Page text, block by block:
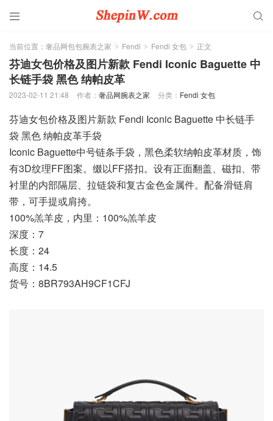
 
当前位置： 奢品网包包腕表之家 > Fendi > Fendi 女包 > 正文
芬迪女包价格及图片新款 Fendi Iconic Baguette 中
长链手袋 黑色 纳帕皮革
2023-02-11 21:48 作者： 奢品网腕表之家 分类： Fendi 女包
芬迪女包价格及图片新款 Fendi Iconic Baguette 中长链手
袋 黑色 纳帕皮革手袋
Iconic Baguette中号链条手袋，黑色柔软纳帕皮革材质，饰
有3D纹理FF图案。缀以FF搭扣。设有正面翻盖、磁扣、带
衬里的内部隔层、拉链袋和复古金色金属件。配备滑链肩
带，可手提或肩挎。
100%羔羊皮，内里：100%羔羊皮
深度：7
长度：24
高度：14.5
货号：8BR793AH9CF1CFJ